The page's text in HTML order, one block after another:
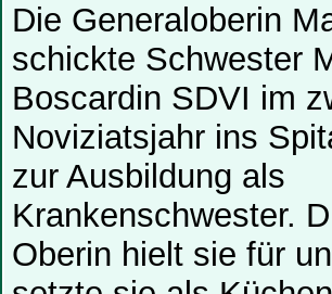
Die Generaloberin
schickte Schwester
Boscardin SDVI im
Noviziatsjahr ins
zur Ausbildung als
Krankenschwester.
Oberin hielt sie für